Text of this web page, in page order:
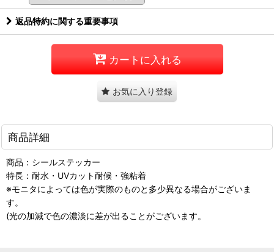
返品特約に関する重要事項
カートに入れる
お気に入り登録
商品詳細
商品：シールステッカー
特長：耐水・UVカット耐候・強粘着
※モニタによっては色が実際のものと多少異なる場合がございま
す。
(光の加減で色の濃淡に差が出ることがございます。